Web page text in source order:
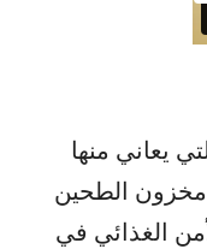
يعاني منها
مخزون الطحين
الغذائي في